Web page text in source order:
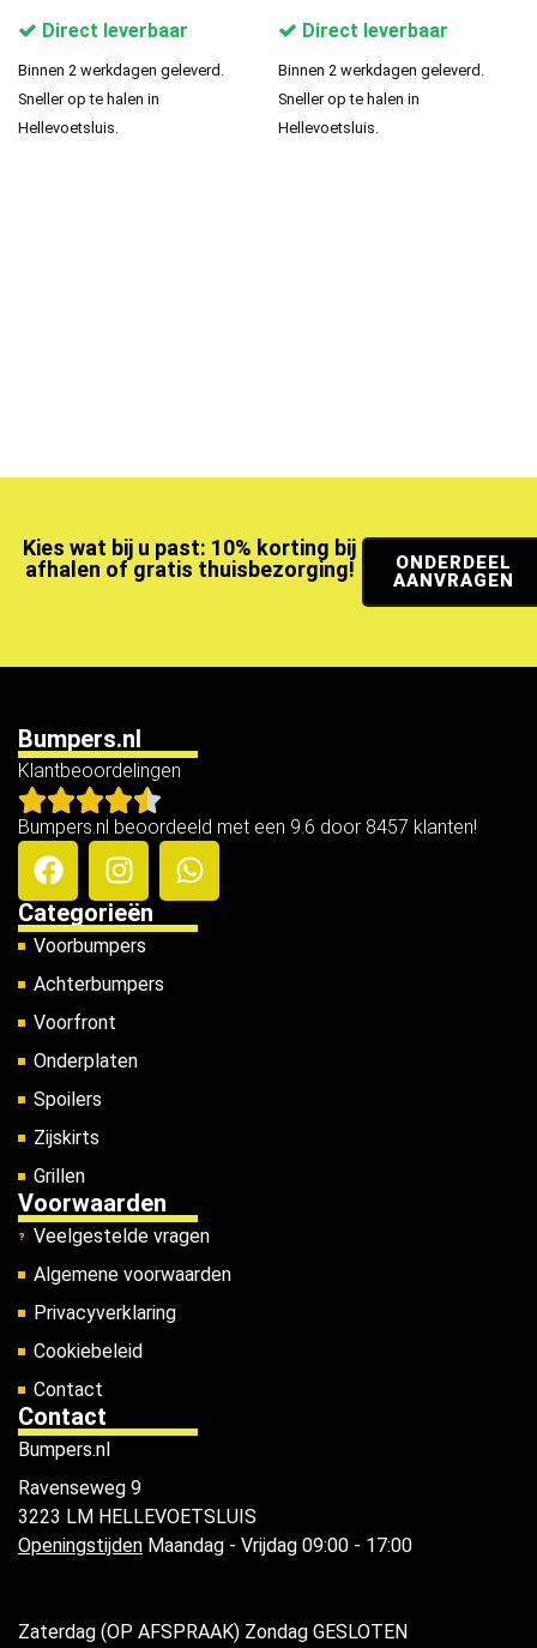
Direct leverbaar
Binnen 2 werkdagen geleverd.
Sneller op te halen in
Hellevoetsluis.
Direct leverbaar
Binnen 2 werkdagen geleverd.
Sneller op te halen in
Hellevoetsluis.
Kies wat bij u past: 10% korting bij
afhalen of gratis thuisbezorging!
ONDERDEEL
AANVRAGEN
Bumpers.nl
Klantbeoordelingen
Bumpers.nl beoordeeld met een 9.6 door 8457 klanten!
Categorieën
Voorbumpers
Achterbumpers
Voorfront
Onderplaten
Spoilers
Zijskirts
Grillen
Voorwaarden
Veelgestelde vragen
Algemene voorwaarden
Privacyverklaring
Cookiebeleid
Contact
Contact
Bumpers.nl
Ravenseweg 9
3223 LM HELLEVOETSLUIS
Openingstijden Maandag - Vrijdag 09:00 - 17:00
Zaterdag (OP AFSPRAAK) Zondag GESLOTEN